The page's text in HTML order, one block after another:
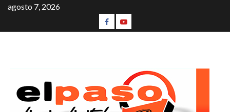
agosto 7, 2026